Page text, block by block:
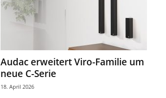
Audac erweitert Viro-Familie um
neue C-Serie
18. April 2026